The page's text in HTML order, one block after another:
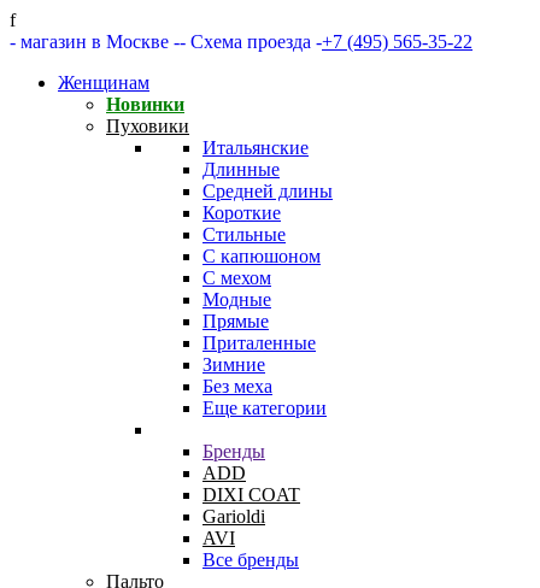
f
- магазин в Москве -- Схема проезда -+7 (495) 565-35-22
Женщинам
Новинки
Пуховики
Итальянские
Длинные
Средней длины
Короткие
Стильные
С капюшоном
С мехом
Модные
Прямые
Приталенные
Зимние
Без меха
Еще категории
Бренды
ADD
DIXI COAT
Garioldi
AVI
Все бренды
Пальто